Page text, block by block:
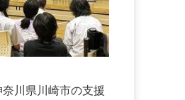
川県川崎市の支援